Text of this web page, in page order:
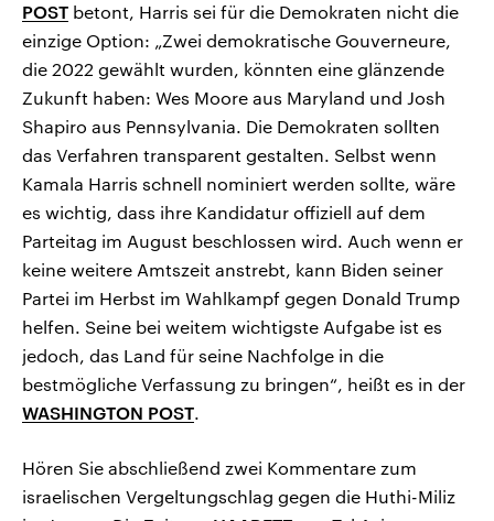
POST betont, Harris sei für die Demokraten nicht die
einzige Option: „Zwei demokratische Gouverneure,
die 2022 gewählt wurden, könnten eine glänzende
Zukunft haben: Wes Moore aus Maryland und Josh
Shapiro aus Pennsylvania. Die Demokraten sollten
das Verfahren transparent gestalten. Selbst wenn
Kamala Harris schnell nominiert werden sollte, wäre
es wichtig, dass ihre Kandidatur offiziell auf dem
Parteitag im August beschlossen wird. Auch wenn er
keine weitere Amtszeit anstrebt, kann Biden seiner
Partei im Herbst im Wahlkampf gegen Donald Trump
helfen. Seine bei weitem wichtigste Aufgabe ist es
jedoch, das Land für seine Nachfolge in die
bestmögliche Verfassung zu bringen“, heißt es in der
WASHINGTON POST.
Hören Sie abschließend zwei Kommentare zum
israelischen Vergeltungschlag gegen die Huthi-Miliz